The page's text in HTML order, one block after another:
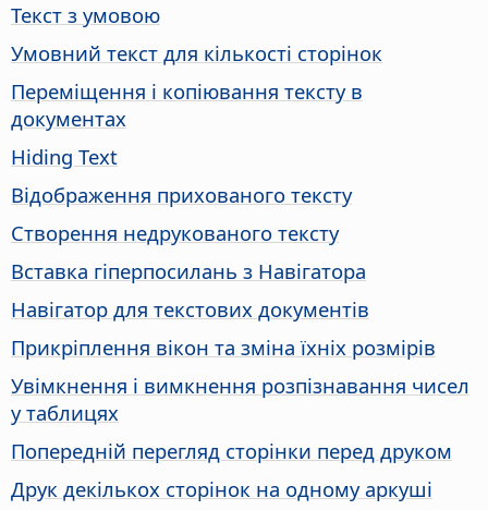
Текст з умовою
Умовний текст для кількості сторінок
Переміщення і копіювання тексту в
документах
Hiding Text
Відображення прихованого тексту
Створення недрукованого тексту
Вставка гіперпосилань з Навігатора
Навігатор для текстових документів
Прикріплення вікон та зміна їхніх розмірів
Увімкнення і вимкнення розпізнавання чисел
у таблицях
Попередній перегляд сторінки перед друком
Друк декількох сторінок на одному аркуші